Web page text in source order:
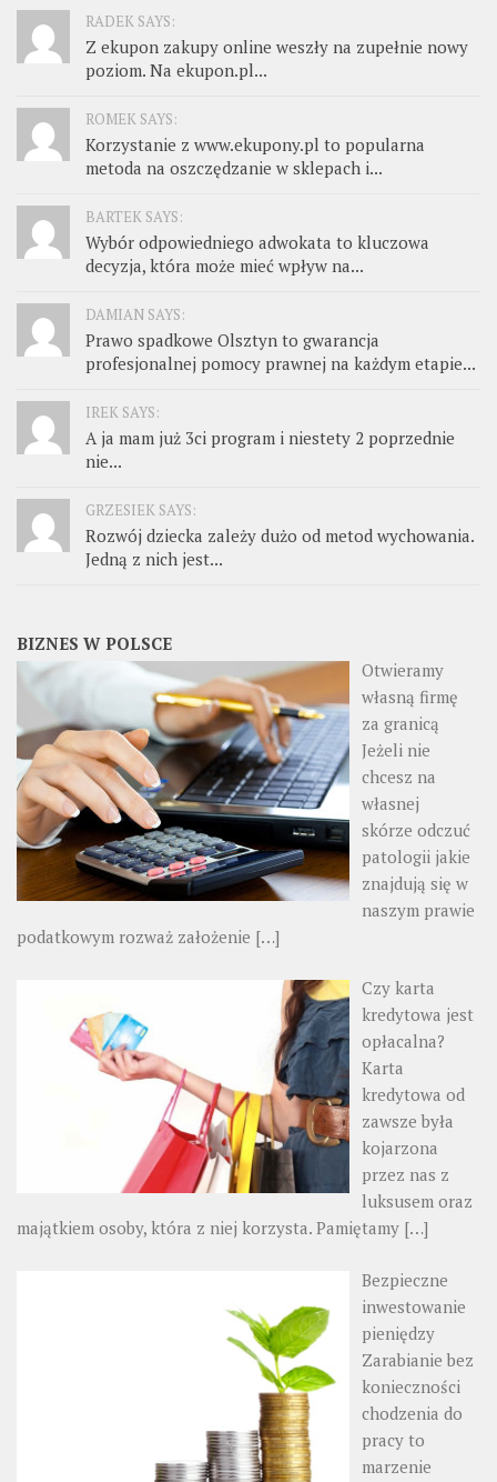
RADEK SAYS:
Z ekupon zakupy online weszły na zupełnie nowy
poziom. Na ekupon.pl...
ROMEK SAYS:
Korzystanie z www.ekupony.pl to popularna
metoda na oszczędzanie w sklepach i...
BARTEK SAYS:
Wybór odpowiedniego adwokata to kluczowa
decyzja, która może mieć wpływ na...
DAMIAN SAYS:
Prawo spadkowe Olsztyn to gwarancja
profesjonalnej pomocy prawnej na każdym etapie...
IREK SAYS:
A ja mam już 3ci program i niestety 2 poprzednie
nie...
GRZESIEK SAYS:
Rozwój dziecka zależy dużo od metod wychowania.
Jedną z nich jest...
BIZNES W POLSCE
Otwieramy
własną firmę
za granicą
Jeżeli nie
chcesz na
własnej
skórze odczuć
patologii jakie
znajdują się w
naszym prawie
podatkowym rozważ założenie […]
Czy karta
kredytowa jest
opłacalna?
Karta
kredytowa od
zawsze była
kojarzona
przez nas z
luksusem oraz
majątkiem osoby, która z niej korzysta. Pamiętamy […]
Bezpieczne
inwestowanie
pieniędzy
Zarabianie bez
konieczności
chodzenia do
pracy to
marzenie